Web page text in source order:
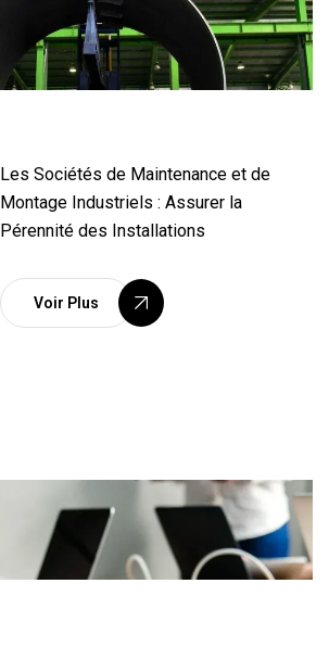
Les Sociétés de Maintenance et de
Montage Industriels : Assurer la
Pérennité des Installations
Voir Plus